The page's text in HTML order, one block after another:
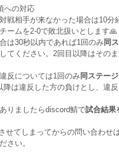
への対応
戦相手が来なかった場合は10分
ームを2-0で敗北扱いとします🙏
は30秒以内であれば1回のみ同
てください。2回目以降はその
反については1回のみ同ステージ
降は違反した方の負けとし、違
りましたらdiscord鯖で試合結果
せてしまってからの問い合わせ
さい。